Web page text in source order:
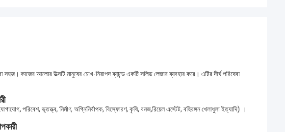
কাজের আলোর উত্সটি মানুষের চোখ-নিরাপদ ব্যান্ডে একটি সলিড লেজার ব্যবহার করে। এটির দীর্ঘ পরিষেবা
পরিবেশ, ভূতত্ত্ব, নির্মাণ, অগ্নিনির্বাপক, বিস্ফোরণ, কৃষি, বনজ,রিয়েল এস্টেট, বহিরঙ্গন খেলাধুলা ইত্যাদি) ।